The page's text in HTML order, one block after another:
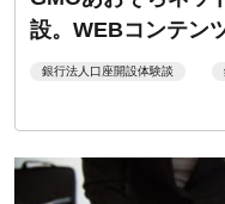
設。WEBコンテン
銀行法人口座開設体験談